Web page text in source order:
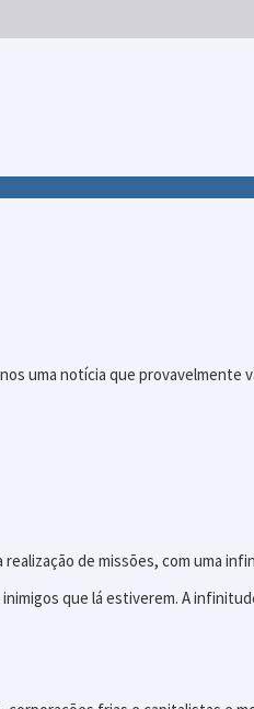
uma notícia que provavelmente
de missões, com uma
que lá estiverem. A